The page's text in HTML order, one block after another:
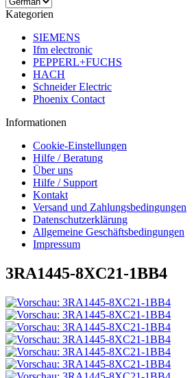
Kategorien
SIEMENS
Ifm electronic
PEPPERL+FUCHS
HACH
Schneider Electric
Phoenix Contact
Informationen
Cookie-Einstellungen
Hilfe / Beratung
Über uns
Hilfe / Support
Kontakt
Versand und Zahlungsbedingungen
Datenschutzerklärung
Allgemeine Geschäftsbedingungen
Impressum
3RA1445-8XC21-1BB4